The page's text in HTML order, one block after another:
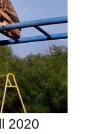
2020